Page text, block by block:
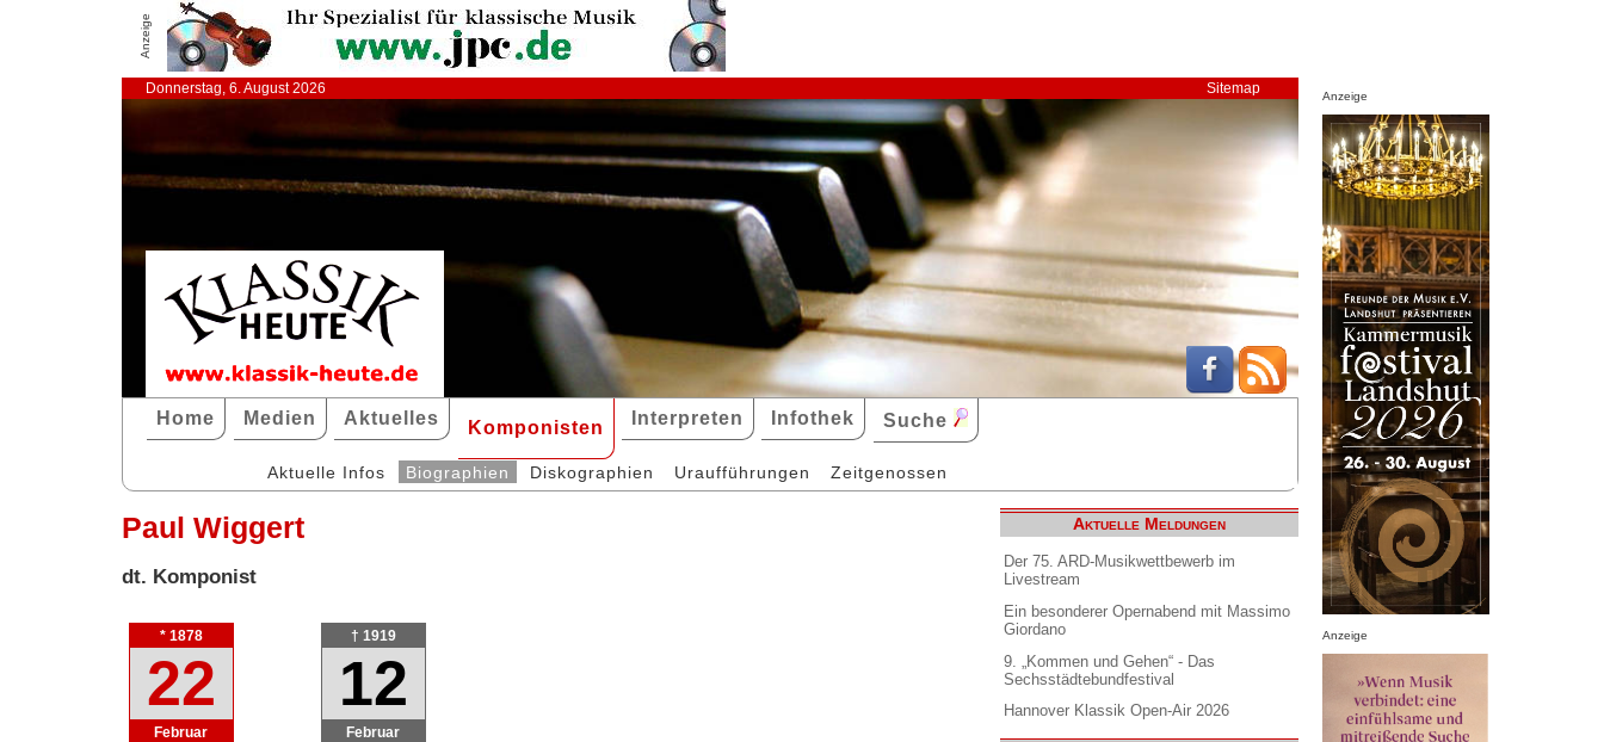
Anzeige
Donnerstag, 6. August 2026 Sitemap
Home Medien Aktuelles Komponisten Interpreten Infothek Suche
Aktuelle Infos Biographien Diskographien Uraufführungen Zeitgenossen
Paul Wiggert
dt. Komponist
* 1878
22
Februar
† 1919
12
Februar
Aktuelle Meldungen
Der 75. ARD-Musikwettbewerb im
Livestream
Ein besonderer Opernabend mit Massimo
Giordano
9. „Kommen und Gehen“ - Das
Sechsstädtebundfestival
Hannover Klassik Open-Air 2026
Anzeige
Anzeige